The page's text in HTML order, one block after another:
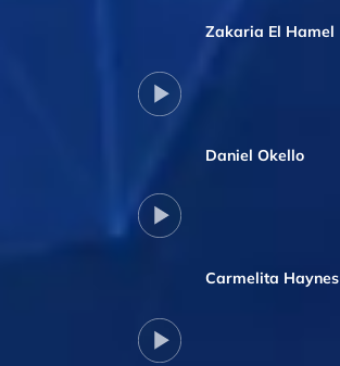
Zakaria El Hamel
Daniel Okello
Carmelita Haynes